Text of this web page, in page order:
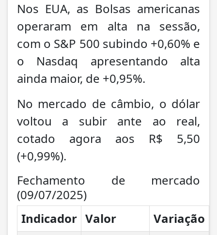
Nos EUA, as Bolsas americanas
operaram em alta na sessão,
com o S&P 500 subindo +0,60% e
o Nasdaq apresentando alta
ainda maior, de +0,95%.
No mercado de câmbio, o dólar
voltou a subir ante ao real,
cotado agora aos R$ 5,50
(+0,99%).
Fechamento de mercado
(09/07/2025)
Indicador Valor
Variação